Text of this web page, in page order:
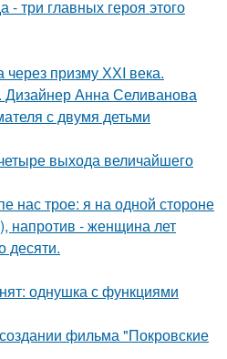
- три главных героя этого
через призму ХХI века.
Анна Селиванова
с двумя детьми
выхода величайшего
нас трое: я на одной стороне
напротив - женщина лет
десяти.
однушка с функциями
фильма "Покровские